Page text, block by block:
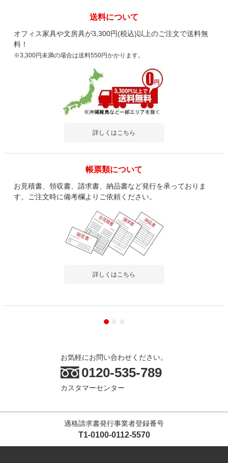
送料について
オフィス家具や文房具が3,300円(税込)以上のご注文で送料無
料！
※3,300円未満の場合は送料550円かかります。
詳しくはこちら
帳票類について
お見積書、領収書、請求書、納品書など発行を承っておりま
す。ご注文時に備考欄よりご依頼ください。
詳しくはこちら
お気軽にお問い合わせください。
0120-535-789
カスタマーセンター
適格請求書発行事業者登録番号
T1-0100-0112-5570